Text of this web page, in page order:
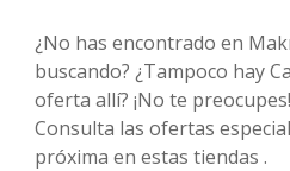
¿No has encontrado en
buscando? ¿Tampoco hay
oferta allí? ¡No te
Consulta las ofertas
próxima en estas tiendas .